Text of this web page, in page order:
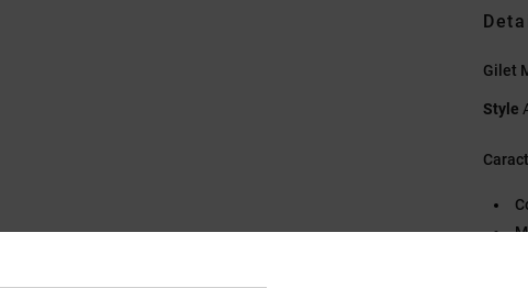
Gilet
Style